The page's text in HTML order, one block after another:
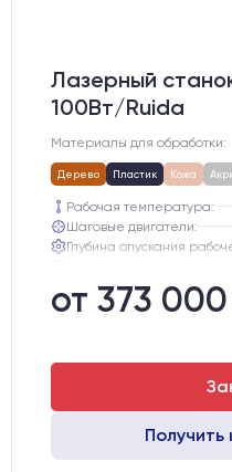
Лазерный
100Вт/Ruida
Материалы для обработки:
Дерево Пластик Кожа
Рабочая температура:
Шаговые двигатели:
Глубина опускания
Направляющие оси Х:
Точность
от 373
Получить